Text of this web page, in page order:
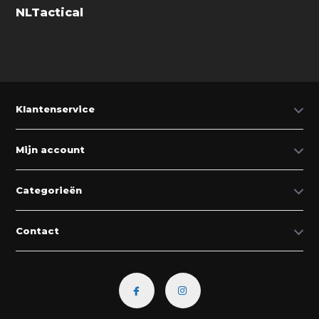
NLTactical
Klantenservice
Mijn account
Categorieën
Contact